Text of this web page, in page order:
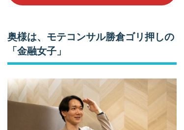
奥様は、モテコンサル勝倉ゴリ押しの
「金融女子」